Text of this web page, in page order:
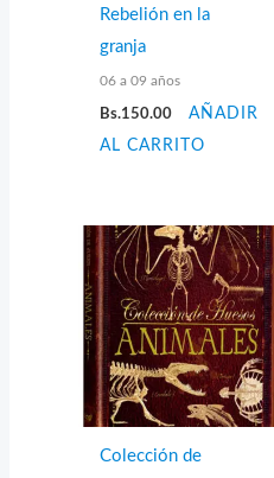
Rebelión en la
granja
06 a 09 años
Bs.150.00
AÑADIR
AL CARRITO
Colección de